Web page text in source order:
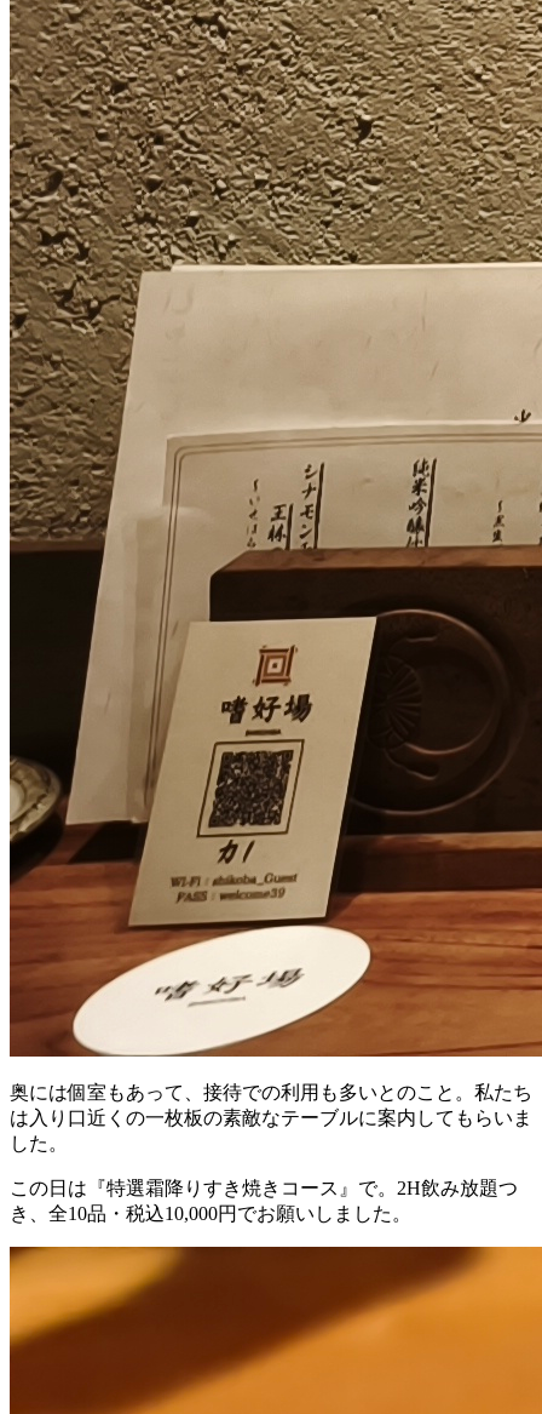
奥には個室もあって、接待での利用も多いとのこと。私たち
は入り口近くの一枚板の素敵なテーブルに案内してもらいま
した。
この日は『特選霜降りすき焼きコース』で。2H飲み放題つ
き、全10品・税込10,000円でお願いしました。